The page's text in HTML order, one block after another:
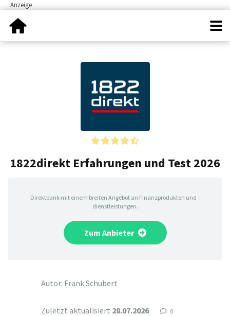
1822direkt Erfahrungen und Test 2026
Direktbank mit einem breiten Angebot an Finanzprodukten und -
dienstleistungen.
Zum Anbieter
Autor: Frank Schubert
Zuletzt aktualisiert 28.07.2026 0